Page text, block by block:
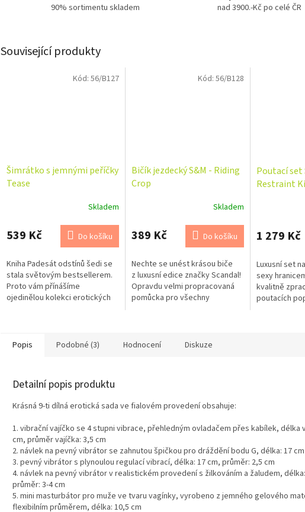
90% sortimentu skladem nad 3900.-Kč po celé ČR
Související produkty
Šimrátko s jemnými peříčky
Tease
Skladem
539 Kč Do košíku
Kniha Padesát odstínů šedi se
stala světovým bestsellerem.
Proto vám přínášíme
ojedinělou kolekci erotických
Kód: 56/B127
Bičík jezdecký S&M - Riding
Crop
Skladem
389 Kč Do košíku
Nechte se unést krásou biče
z luxusní edice značky Scandal!
Opravdu velmi propracovaná
pomůcka pro všechny
Kód: 56/B128
Poutací set
Restraint
produktu
je
z
5
hvězdiček.
1 279 Kč
Luxusní set
sexy
kvalitně
poutacích
Popis Podobné (3) Hodnocení Diskuze
Detailní popis produktu
Krásná 9-ti dílná erotická sada ve fialovém provedení obsahuje:
1. vibrační vajíčko se 4 stupni vibrace, přehledným ovladačem přes kabílek, délka
cm, průměr vajíčka: 3,5 cm
2. návlek na pevný vibrátor se zahnutou špičkou pro dráždění bodu G, délka: 17 cm
3. pevný vibrátor s plynoulou regulací vibrací, délka: 17 cm, průměr: 2,5 cm
4. návlek na pevný vibrátor v realistickém provedení s žilkováním a žaludem,
průměr: 3-4 cm
5. mini masturbátor pro muže ve tvaru vagínky, vyrobeno z jemného gelového
flexibilním průměrem, délka: 10,5 cm